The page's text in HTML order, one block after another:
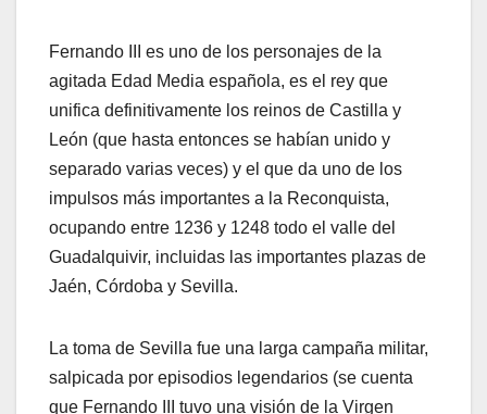
Fernando III es uno de los personajes de la
agitada Edad Media española, es el rey que
unifica definitivamente los reinos de Castilla y
León (que hasta entonces se habían unido y
separado varias veces) y el que da uno de los
impulsos más importantes a la Reconquista,
ocupando entre 1236 y 1248 todo el valle del
Guadalquivir, incluidas las importantes plazas de
Jaén, Córdoba y Sevilla.
La toma de Sevilla fue una larga campaña militar,
salpicada por episodios legendarios (se cuenta
que Fernando III tuvo una visión de la Virgen